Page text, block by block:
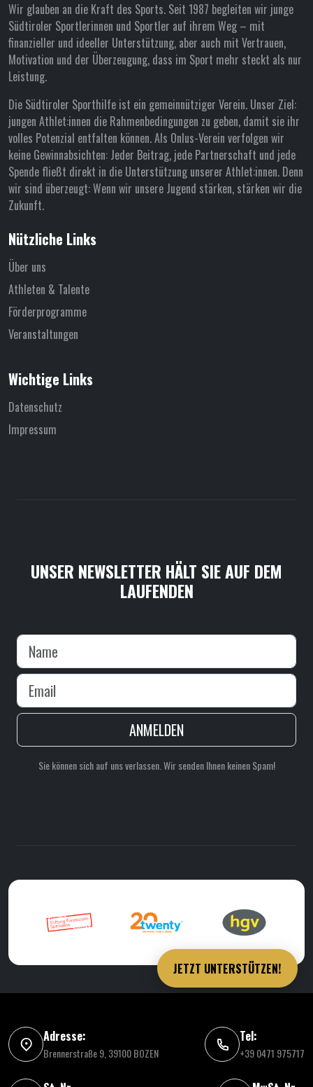
Wir glauben an die Kraft des Sports. Seit 1987 begleiten wir junge
Südtiroler Sportlerinnen und Sportler auf ihrem Weg – mit
finanzieller und ideeller Unterstützung, aber auch mit Vertrauen,
Motivation und der Überzeugung, dass im Sport mehr steckt als nur
Leistung.
Die Südtiroler Sporthilfe ist ein gemeinnütziger Verein. Unser Ziel:
jungen Athlet:innen die Rahmenbedingungen zu geben, damit sie ihr
volles Potenzial entfalten können. Als Onlus-Verein verfolgen wir
keine Gewinnabsichten: Jeder Beitrag, jede Partnerschaft und jede
Spende fließt direkt in die Unterstützung unserer Athlet:innen. Denn
wir sind überzeugt: Wenn wir unsere Jugend stärken, stärken wir die
Zukunft.
Nützliche Links
Über uns
Athleten & Talente
Förderprogramme
Veranstaltungen
Wichtige Links
Datenschutz
Impressum
UNSER NEWSLETTER HÄLT SIE AUF DEM
LAUFENDEN
ANMELDEN
Sie können sich auf uns verlassen. Wir senden Ihnen keinen Spam!
Adresse:
Brennerstraße 9, 39100 BOZEN
Tel:
+39 0471 975717
JETZT UNTERSTÜTZEN!